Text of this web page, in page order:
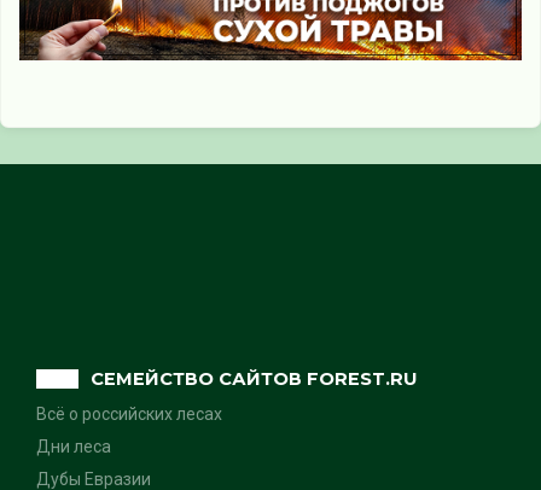
СЕМЕЙСТВО САЙТОВ FOREST.RU
Всё о российских лесах
Дни леса
Дубы Евразии